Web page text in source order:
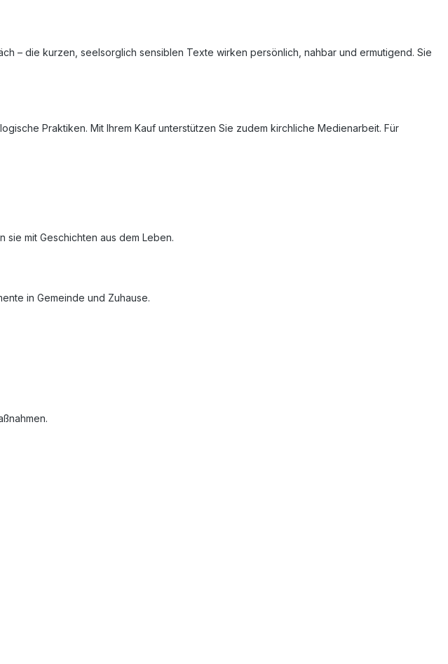
– die kurzen, seelsorglich sensiblen Texte wirken persönlich, nahbar und ermutigend. Sie
Praktiken. Mit Ihrem Kauf unterstützen Sie zudem kirchliche Medienarbeit. Für
mit Geschichten aus dem Leben.
in Gemeinde und Zuhause.